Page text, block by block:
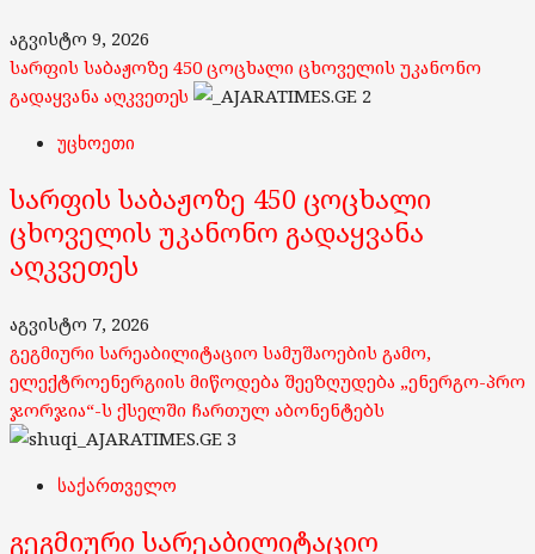
აგვისტო 9, 2026
სარფის საბაჟოზე 450 ცოცხალი ცხოველის უკანონო
გადაყვანა აღკვეთეს
2
უცხოეთი
სარფის საბაჟოზე 450 ცოცხალი
ცხოველის უკანონო გადაყვანა
აღკვეთეს
აგვისტო 7, 2026
გეგმიური სარეაბილიტაციო სამუშაოების გამო,
ელექტროენერგიის მიწოდება შეეზღუდება „ენერგო-პრო
ჯორჯია“-ს ქსელში ჩართულ აბონენტებს
3
საქართველო
გეგმიური სარეაბილიტაციო